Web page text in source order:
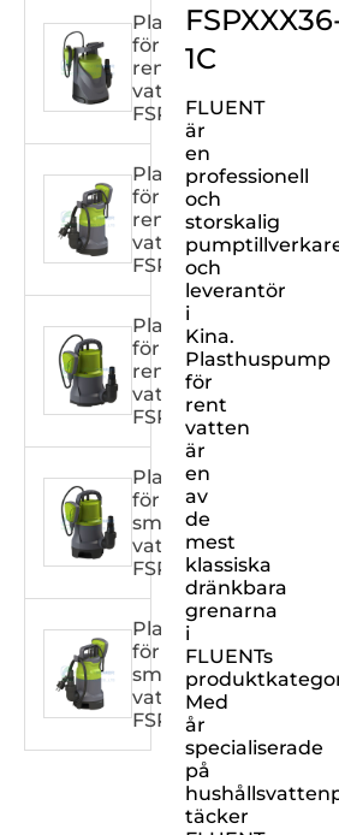
Plasthuspump
för
rent
vatten
FSPXXX33C
Plasthuspump
för
rent
vatten
FSPXXX32C
Plasthuspump
för
rent
vatten
FSPXXX31C
Plasthuspump
för
smutsigt
vatten
FSPXXX31DW
Plasthuspump
för
smutsigt
vatten
FSPXXX32DW
1C
FLUENT
är
en
professionell
och
storskalig
och
leverantör
i
Kina.
Plasthuspump
för
rent
vatten
är
en
av
de
mest
klassiska
dränkbara
grenarna
i
FLUENTs
Med
år
specialiserade
på
täcker